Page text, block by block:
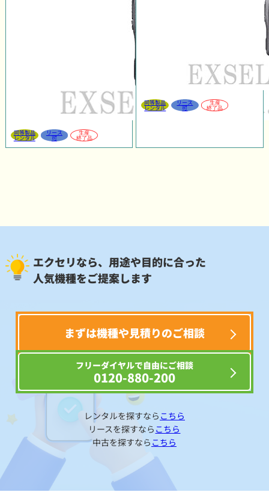
同等製品
レンタル
リース
可
生産
終了品
同等製品
レンタル
リース
可
生産
終了品
エクセリなら、用途や目的に合った
人気機種をご提案します
まずは機種や見積りのご相談
フリーダイヤルで自由にご相談
0120-880-200
レンタルを探すなら こちら
リースを探すなら こちら
中古を探すなら こちら